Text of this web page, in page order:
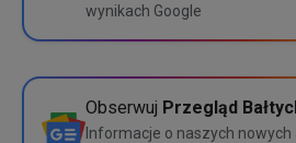
Szczegółowe
wynikach Google
Obserwuj Przegląd
Informacje o naszych nowych